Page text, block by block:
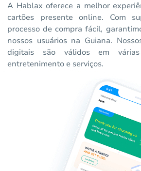
A Hablax oferece a melhor
cartões presente online. Com
processo de compra fácil,
nossos usuários na Guiana.
digitais são válidos em
entretenimento e serviços.